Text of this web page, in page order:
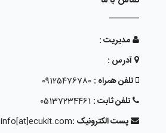
مدیریت :
آدرس :
تلفن همراه : 09125476780
تلفن ثابت : 05137234461
پست الکترونیک :info[at]ecukit.com